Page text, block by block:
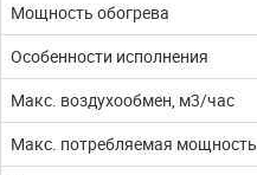
Мощность обогрева
Особенности исполнения
Макс. воздухообмен, м3/час
Макс. потребляемая мощность